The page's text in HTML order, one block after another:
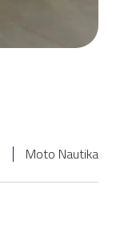
Moto Nautika